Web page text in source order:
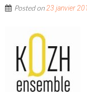
Posted on23 janvier